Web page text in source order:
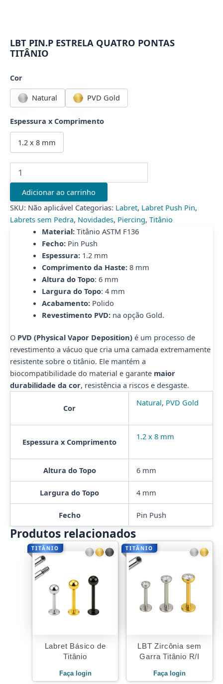
LBT PIN.P ESTRELA QUATRO PONTAS
TITÂNIO
Cor
Natural PVD Gold
Espessura x Comprimento
1.2 x 8 mm
PIN.P
ESTRELA
QUATRO
PONTAS
TITÂNIO
Adicionar ao carrinho
SKU: Não aplicável Categorias: Labret, Labret Push Pin,
Labrets sem Pedra, Novidades, Piercing, Titânio
Material:Titânio ASTM F136
Fecho:Pin Push
Espessura:1.2 mm
Comprimento da Haste:8 mm
Altura do Topo: 6 mm
Largura do Topo: 4 mm
Acabamento:Polido
Revestimento PVD:na opção Gold.
O PVD (Physical Vapor Deposition) é um processo de
revestimento a vácuo que cria uma camada extremamente
resistente sobre o titânio. Ele mantém a
biocompatibilidade do material e garante maior
durabilidade da cor, resistência a riscos e desgaste.
Cor
Natural, PVD Gold
Espessura x Comprimento
1.2 x 8 mm
Altura do Topo 6 mm
Largura do Topo 4 mm
Fecho Pin Push
Produtos relacionados
TITÂNIO
Labret Básico de
Titânio
Faça login
TITÂNIO
LBT Zircônia sem
Garra Titânio R/I
Faça login